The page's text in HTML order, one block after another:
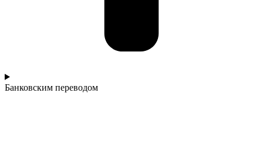
Банковским переводом